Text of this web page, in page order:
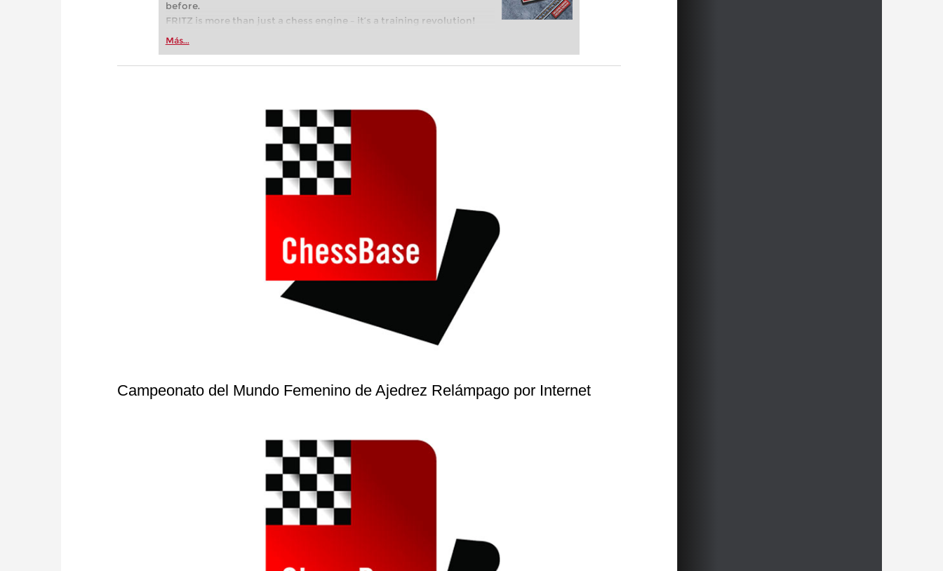
before.
FRITZ is more than just a chess engine – it’s a training revolution!
Whether you’re taking your first steps into the world of club chess,
more efficiently, intelligently and with a more personalised
Más...
Campeonato del Mundo Femenino de Ajedrez Relámpago por Internet